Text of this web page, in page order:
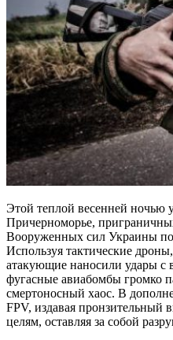
Этой теплой весенней ночью
Причерноморье,
Вооруженных сил Украины
Используя тактические
атакующие наносили удары с
фугасные авиабомбы громко
смертоносный хаос. В
FPV, издавая пронзительный
целям, оставляя за собой